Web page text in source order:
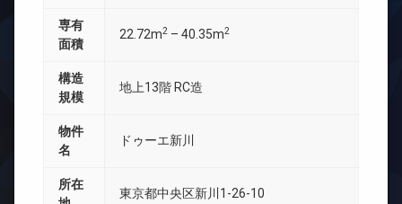
専有
面積
22.72m2 – 40.35m2
構造
規模
地上13階 RC造
物件
名
ドゥーエ新川
所在
東京都中央区新川1-26-10